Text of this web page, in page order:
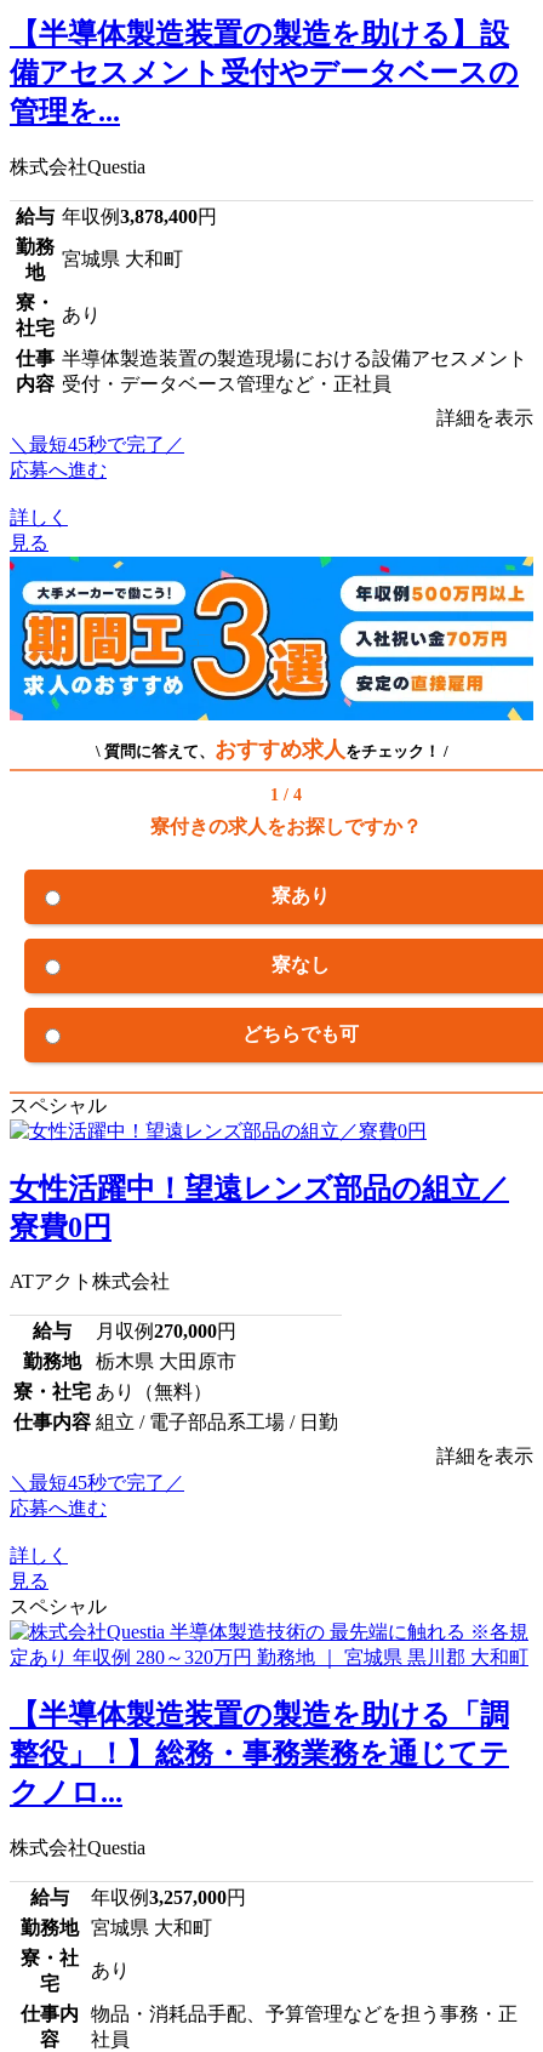
【半導体製造装置の製造を助ける】設
備アセスメント受付やデータベースの
管理を...
株式会社Questia
給与 年収例3,878,400円
勤務
地
宮城県 大和町
寮・
社宅
あり
仕事
内容
半導体製造装置の製造現場における設備アセスメント
受付・データベース管理など・正社員
詳細を表示
＼最短45秒で完了／
応募へ進む
詳しく
見る
\ 質問に答えて、 おすすめ求人 をチェック！ /
1 / 4
寮付きの求人をお探しですか？
寮あり
寮なし
どちらでも可
スペシャル
女性活躍中！望遠レンズ部品の組立／
寮費0円
ATアクト株式会社
給与 月収例270,000円
勤務地
栃木県 大田原市
寮・社宅 あり（無料）
仕事内容 組立 / 電子部品系工場 / 日勤
詳細を表示
＼最短45秒で完了／
応募へ進む
詳しく
見る
スペシャル
【半導体製造装置の製造を助ける「調
整役」！】総務・事務業務を通じてテ
クノロ...
株式会社Questia
給与 年収例3,257,000円
勤務地 宮城県 大和町
寮・社
宅
あり
仕事内
容
物品・消耗品手配、予算管理などを担う事務・正
社員